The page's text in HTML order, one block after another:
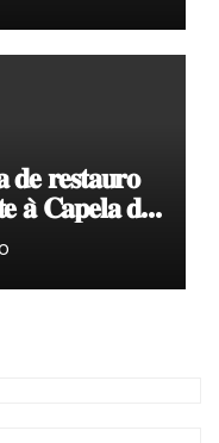
𝐝𝐞 𝐫𝐞𝐬𝐭𝐚𝐮𝐫𝐨
𝐚̀ 𝐂𝐚𝐩𝐞𝐥𝐚 𝐝𝐞